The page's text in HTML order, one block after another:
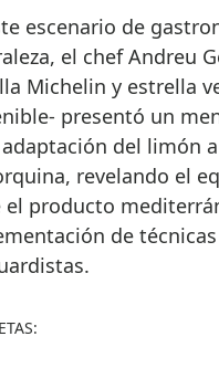
escenario de
el chef Andreu
Michelin y estrella
presentó un
del limón
revelando el
el producto
de técnicas